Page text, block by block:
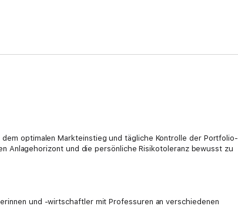
optimalen Markteinstieg und tägliche Kontrolle der Portfolio-
Anlagehorizont und die persönliche Risikotoleranz bewusst zu
und -wirtschaftler mit Professuren an verschiedenen